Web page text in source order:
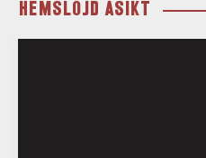
HEMSLÖJD ÅSIKT